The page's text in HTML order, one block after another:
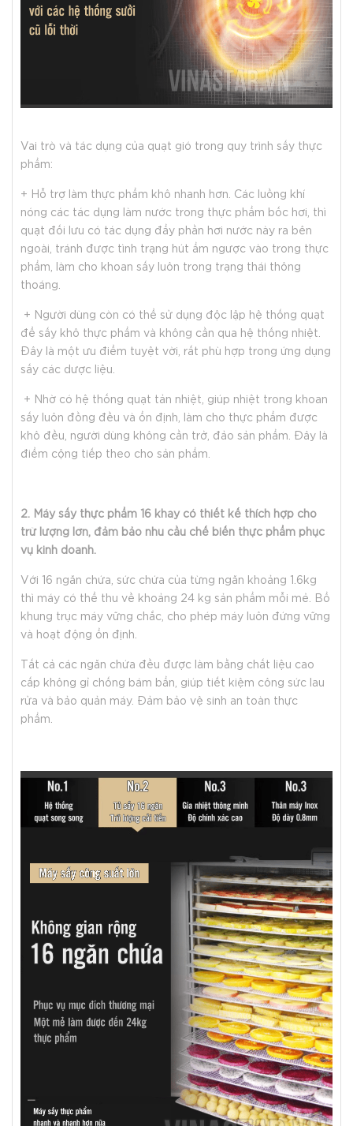
Vai trò và tác dụng của quạt gió trong quy trình sấy thực
phẩm:
+ Hỗ trợ làm thực phẩm khô nhanh hơn. Các luồng khí
nóng các tác dụng làm nước trong thực phẩm bốc hơi, thì
quạt đối lưu có tác dụng đẩy phần hơi nước này ra bên
ngoài, tránh được tình trạng hút ẩm ngược vào trong thực
phẩm, làm cho khoan sấy luôn trong trạng thái thông
thoáng.
+ Người dùng còn có thể sử dụng độc lập hệ thống quạt
để sấy khô thực phẩm và không cần qua hệ thống nhiệt.
Đây là một ưu điểm tuyệt vời, rất phù hợp trong ứng dụng
sấy các dược liệu.
+ Nhờ có hệ thống quạt tản nhiệt, giúp nhiệt trong khoan
sấy luôn đồng đều và ổn định, làm cho thực phẩm được
khô đều, người dùng không cần trở, đảo sản phẩm. Đây là
điểm cộng tiếp theo cho sản phẩm.
2. Máy sấy thực phẩm 16 khay có thiết kế thích hợp cho
trữ lượng lớn, đảm bảo nhu cầu chế biến thực phẩm phục
vụ kinh doanh.
Với 16 ngăn chứa, sức chứa của từng ngăn khoảng 1.6kg
thì máy có thể thu về khoảng 24 kg sản phẩm mỗi mẻ. Bổ
khung trục máy vững chắc, cho phép máy luôn đứng vững
và hoạt động ổn định.
Tất cả các ngăn chứa đều được làm bằng chất liệu cao
cấp không gỉ chống bám bẩn, giúp tiết kiệm công sức lau
rửa và bảo quản máy. Đảm bảo vệ sinh an toàn thực
phẩm.